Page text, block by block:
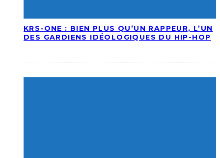
KRS-ONE : BIEN PLUS QU’UN RAPPEUR, L’UN
DES GARDIENS IDÉOLOGIQUES DU HIP-HOP